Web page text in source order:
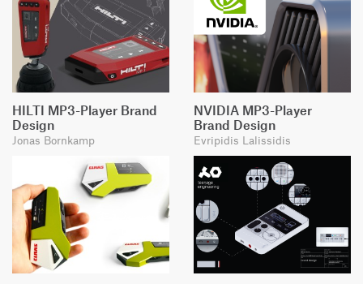
HILTI MP3-Player Brand
Design
Jonas Bornkamp
NVIDIA MP3-Player
Brand Design
Evripidis Lalissidis